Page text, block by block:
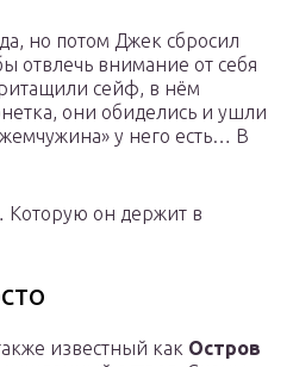
но потом Джек сбросил
отвлечь внимание от себя
сейф, в нём
они обиделись и ушли
у него есть… В
Которую он держит в
известный как Остров